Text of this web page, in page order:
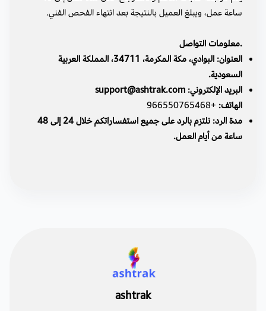
ساعة عمل، ويبلغ العميل بالنتيجة بعد انتهاء الفحص الفني.
.معلومات التواصل
العنوان: البوادي، مكة المكرمة، 34711، المملكة العربية
السعودية.
البريد الإلكتروني: support@ashtrak.com
الهاتف: +966550765468
مدة الرد: نلتزم بالرد على جميع استفساراتكم خلال 24 إلى 48
ساعة من أيام العمل.
ashtrak